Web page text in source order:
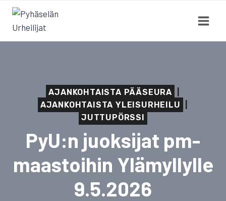
Siirry
sisältöön
AJANKOHTAISTA PÄÄSEURA
AJANKOHTAISTA YLEISURHEILU
JUTTUPÖRSSI
PyU:n juoksijat pm-
maastoihin Ylämyllylle
9.5.2026